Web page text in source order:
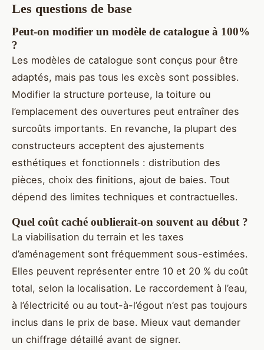
Les questions de base
Peut-on modifier un modèle de catalogue à 100%
?
Les modèles de catalogue sont conçus pour être
adaptés, mais pas tous les excès sont possibles.
Modifier la structure porteuse, la toiture ou
l’emplacement des ouvertures peut entraîner des
surcoûts importants. En revanche, la plupart des
constructeurs acceptent des ajustements
esthétiques et fonctionnels : distribution des
pièces, choix des finitions, ajout de baies. Tout
dépend des limites techniques et contractuelles.
Quel coût caché oublierait-on souvent au début ?
La viabilisation du terrain et les taxes
d’aménagement sont fréquemment sous-estimées.
Elles peuvent représenter entre 10 et 20 % du coût
total, selon la localisation. Le raccordement à l’eau,
à l’électricité ou au tout-à-l’égout n’est pas toujours
inclus dans le prix de base. Mieux vaut demander
un chiffrage détaillé avant de signer.